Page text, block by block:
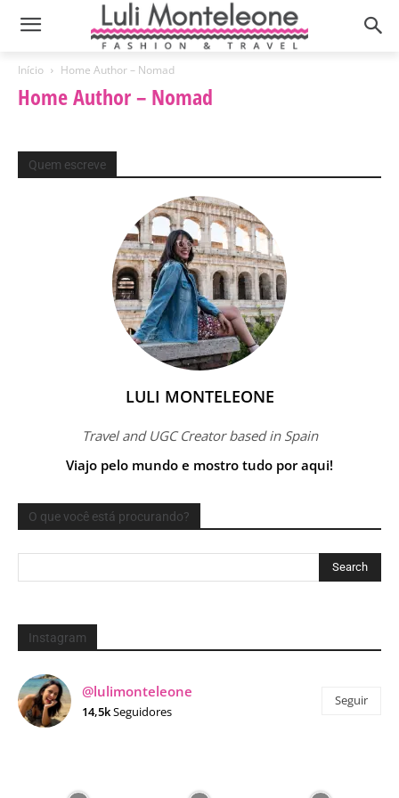
Início Home Author – Nomad
Home Author – Nomad
Quem escreve
LULI MONTELEONE
Travel and UGC Creator based in Spain
Viajo pelo mundo e mostro tudo por aqui!
O que você está procurando?
Instagram
@lulimonteleone
14,5kSeguidores
Seguir